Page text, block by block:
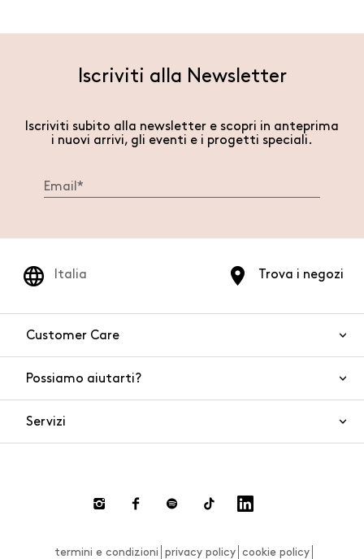
Iscriviti alla Newsletter
Iscriviti subito alla newsletter e scopri in anteprima
i nuovi arrivi, gli eventi e i progetti speciali.
Trova i negozi
Italia
Customer Care
Sicurezza del prodotto
Possiamo aiutarti?
Pagamenti
Servizi
Click and collect
Smart Shopping
termini e condizioni privacy policy cookie policy